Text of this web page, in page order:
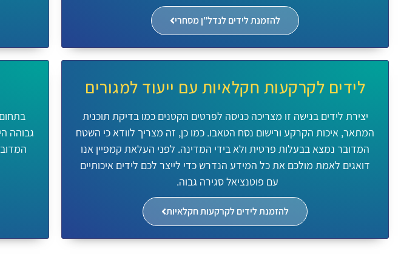
להזמנת לידים לנדל"ן מסחרי
לידים לקרקעות חקלאיות עם ייעוד למגורים
יצירת לידים בנישה זו מצריכה כניסה לפרטים הקטנים כמו בדיקת תוכנית
המתאר, איכות הקרקע ורישום נסח הטאבו. כמו כן, זה מצריך לוודא כי השטח
המדובר נמצא בבעלות פרטית ולא בידי המדינה. לפני העלאת קמפיין אנו
דואגים לאמת מולכם את כל המידע הנדרש כדי לייצר לכם לידים איכותיים
עם פוטנציאל סגירה גבוה.
להזמנת לידים לקרקעות חקלאיות
גבוהה